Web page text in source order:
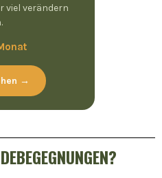
viel verändern
→